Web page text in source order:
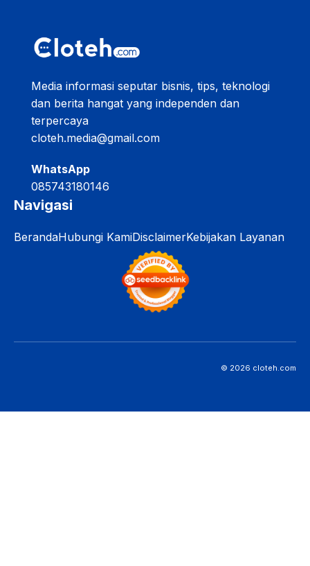
Media informasi seputar bisnis, tips, teknologi
dan berita hangat yang independen dan
terpercaya
cloteh.media@gmail.com
WhatsApp
085743180146
Navigasi
BerandaHubungi KamiDisclaimerKebijakan Layanan
© 2026 cloteh.com